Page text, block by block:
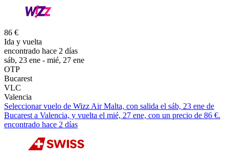
86 €
Ida y vuelta
encontrado hace 2 días
sáb, 23 ene - mié, 27 ene
OTP
Bucarest
VLC
Valencia
Seleccionar vuelo de Wizz Air Malta, con salida el sáb, 23 ene de
Bucarest a Valencia, y vuelta el mié, 27 ene, con un precio de 86 €.
encontrado hace 2 días